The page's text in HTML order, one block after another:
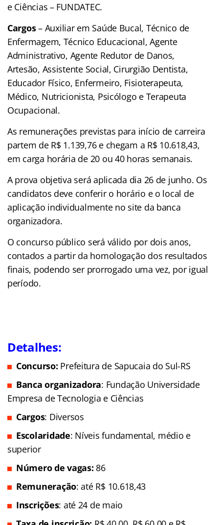
e Ciências – FUNDATEC.
Cargos– Auxiliar em Saúde Bucal, Técnico de
Enfermagem, Técnico Educacional, Agente
Administrativo, Agente Redutor de Danos,
Artesão, Assistente Social, Cirurgião Dentista,
Educador Físico, Enfermeiro, Fisioterapeuta,
Médico, Nutricionista, Psicólogo e Terapeuta
Ocupacional.
As remunerações previstas para início de carreira
partem de R$ 1.139,76 e chegam a R$ 10.618,43,
em carga horária de 20 ou 40 horas semanais.
A prova objetiva será aplicada dia 26 de junho. Os
candidatos deve conferir o horário e o local de
aplicação individualmente no site da banca
organizadora.
O concurso público será válido por dois anos,
contados a partir da homologação dos resultados
finais, podendo ser prorrogado uma vez, por igual
período.
Detalhes:
Concurso: Prefeitura de Sapucaia do Sul-RS
Banca organizadora: Fundação Universidade
Empresa de Tecnologia e Ciências
Cargos: Diversos
Escolaridade: Níveis fundamental, médio e
superior
Número de vagas: 86
Remuneração: até R$ 10.618,43
Inscrições: até 24 de maio